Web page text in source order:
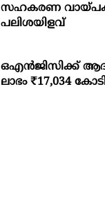
സഹകരണ
പലിശയിളവ്
ഒഎന്‍ജിസിക്ക്
ലാഭം ₹17,034